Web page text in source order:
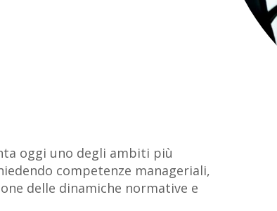
oggi uno degli ambiti più
competenze manageriali,
delle dinamiche normative e